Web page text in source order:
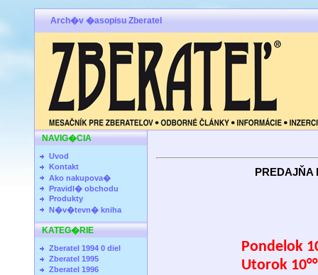
Arch�v �asopisu Zberatel
NAVIG�CIA
Uvod
Kontakt
Ako nakupova�
Pravidl� obchodu
Produkty
N�v�tevn� kniha
KATEG�RIE
Zberatel 1994 0 diel
Zberatel 1995
Zberatel 1996
PREDAJŇA
Pondelok
Utorok